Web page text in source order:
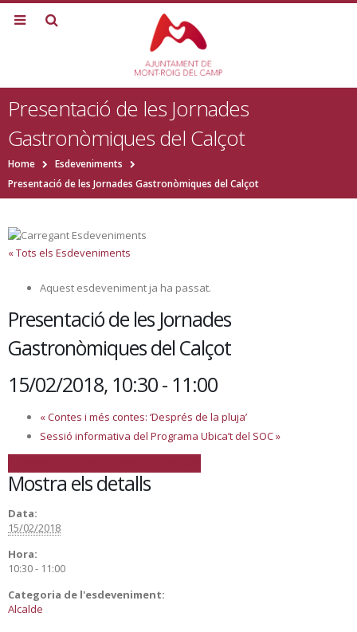
Presentació de les Jornades
Gastronòmiques del Calçot
Home
Esdeveniments
Presentació de les Jornades Gastronòmiques del Calçot
« Tots els Esdeveniments
Aquest esdeveniment ja ha passat.
Presentació de les Jornades
Gastronòmiques del Calçot
15/02/2018, 10:30- 11:00
«Contes i més contes: ‘Després de la pluja’
Sessió informativa del Programa Ubica’t del SOC»
Mostra els detalls
Data:
15/02/2018
Hora:
10:30 - 11:00
Categoria de l'esdeveniment:
Alcalde